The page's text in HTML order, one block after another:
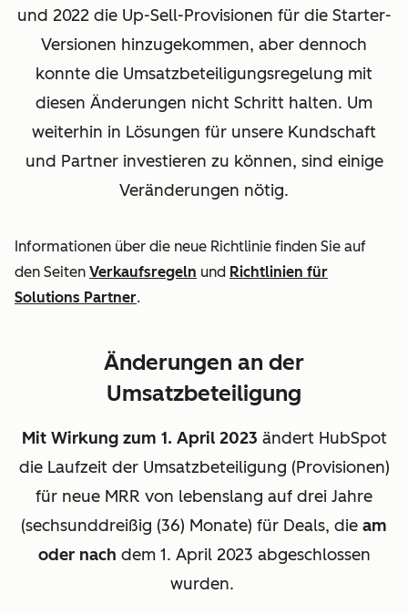
und 2022 die Up-Sell-Provisionen für die Starter-
Versionen hinzugekommen, aber dennoch
konnte die Umsatzbeteiligungsregelung mit
diesen Änderungen nicht Schritt halten. Um
weiterhin in Lösungen für unsere Kundschaft
und Partner investieren zu können, sind einige
Veränderungen nötig.
Informationen über die neue Richtlinie finden Sie auf
den Seiten Verkaufsregeln und Richtlinien für
Solutions Partner.
Änderungen an der
Umsatzbeteiligung
Mit Wirkung zum 1. April 2023 ändert HubSpot
die Laufzeit der Umsatzbeteiligung (Provisionen)
für neue MRR von lebenslang auf drei Jahre
(sechsunddreißig (36) Monate) für Deals, die am
oder nach dem 1. April 2023 abgeschlossen
wurden.